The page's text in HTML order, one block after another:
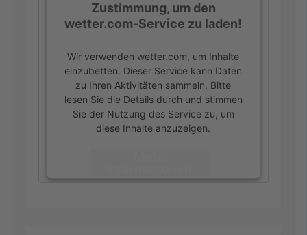
Zustimmung, um den
wetter.com-Service zu laden!
Wir verwenden wetter.com, um Inhalte
einzubetten. Dieser Service kann Daten
zu Ihren Aktivitäten sammeln. Bitte
lesen Sie die Details durch und stimmen
Sie der Nutzung des Service zu, um
diese Inhalte anzuzeigen.